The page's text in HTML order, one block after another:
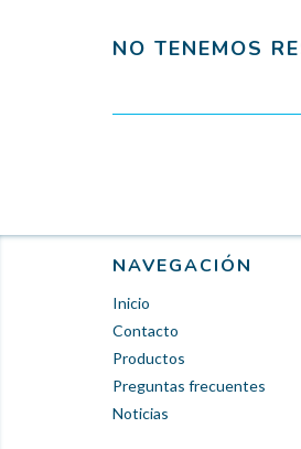
NO TENEMOS
NAVEGACIÓN
Inicio
Contacto
Productos
Preguntas frecuentes
Noticias